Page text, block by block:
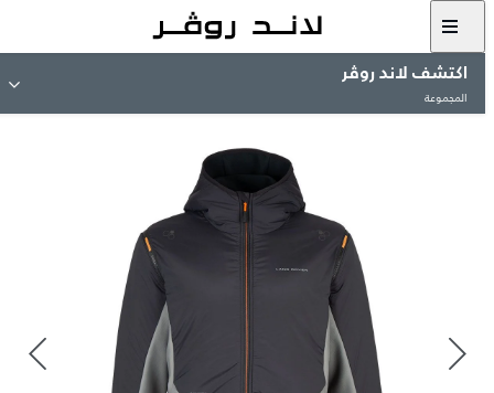
اكتشف لاند روڤر
المجموعة